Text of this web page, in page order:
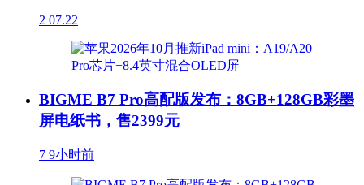
2 07.22
BIGME B7 Pro高配版发布：8GB+128GB彩墨
屏电纸书，售2399元
7 9小时前